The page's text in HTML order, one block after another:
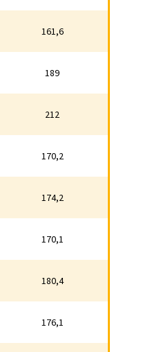
161,6
189
212
170,2
174,2
170,1
180,4
176,1
161,6
189
212
170,2
174,2
170,1
180,4
176,1